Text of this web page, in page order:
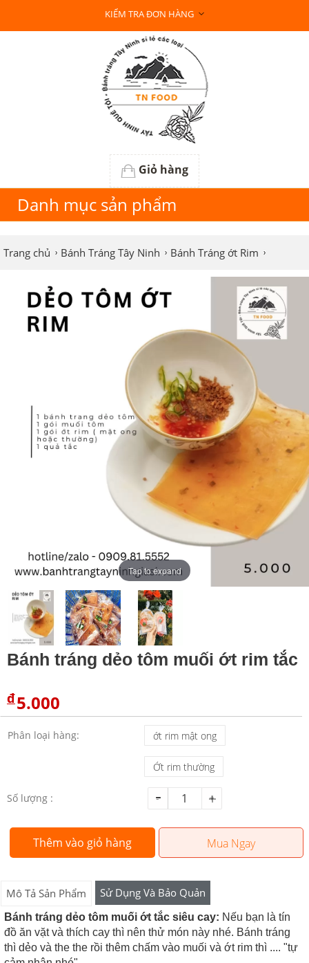
KIỂM TRA ĐƠN HÀNG
Giỏ hàng
Danh mục sản phẩm
Trang chủ Bánh Tráng Tây Ninh Bánh Tráng ớt Rim
Tap to expand
Bánh tráng dẻo tôm muối ớt rim tắc
đ5.000
Phân loại hàng: ớt rim mật ong
Ớt rim thường
Số lượng :
Thêm vào giỏ hàng Mua Ngay
Mô Tả Sản Phẩm Sử Dụng Và Bảo Quản
Bánh tráng dẻo tôm muối ớt tắc siêu cay​: Nếu bạn là tín
đồ ăn vặt và thích cay thì nên thử món này nhé. Bánh tráng
thì dẻo và the the rồi thêm chấm vào muối và ớt rim thì .... "tự